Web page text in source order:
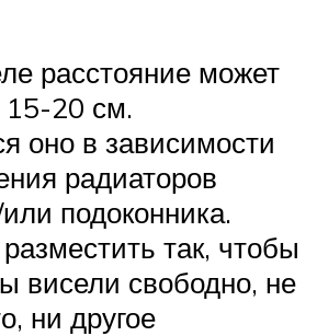
расстояние может
15-20 см.
оно в зависимости
радиаторов
подоконника.
так, чтобы
висели свободно, не
ни другое